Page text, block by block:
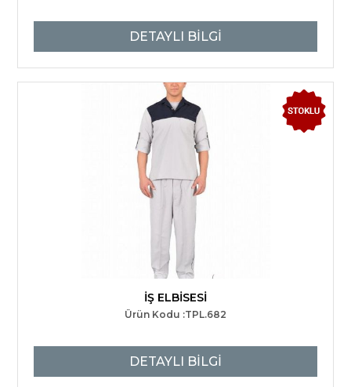
DETAYLI BİLGİ
İŞ ELBİSESİ
Ürün Kodu :TPL.682
DETAYLI BİLGİ